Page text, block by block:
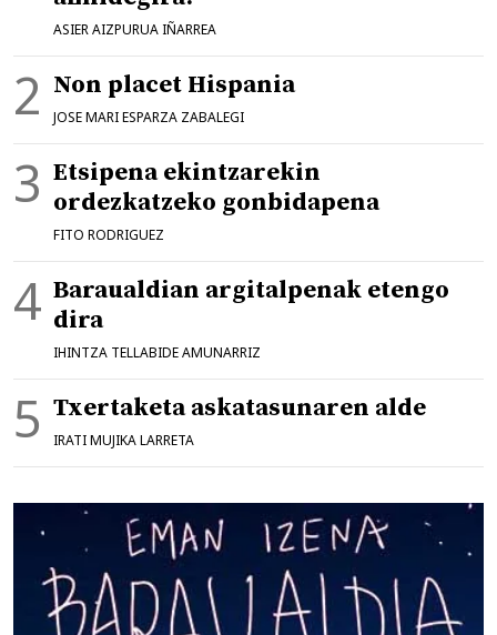
ASIER AIZPURUA IÑARREA
Non placet Hispania
JOSE MARI ESPARZA ZABALEGI
Etsipena ekintzarekin
ordezkatzeko gonbidapena
FITO RODRIGUEZ
Baraualdian argitalpenak etengo
dira
IHINTZA TELLABIDE AMUNARRIZ
Txertaketa askatasunaren alde
IRATI MUJIKA LARRETA